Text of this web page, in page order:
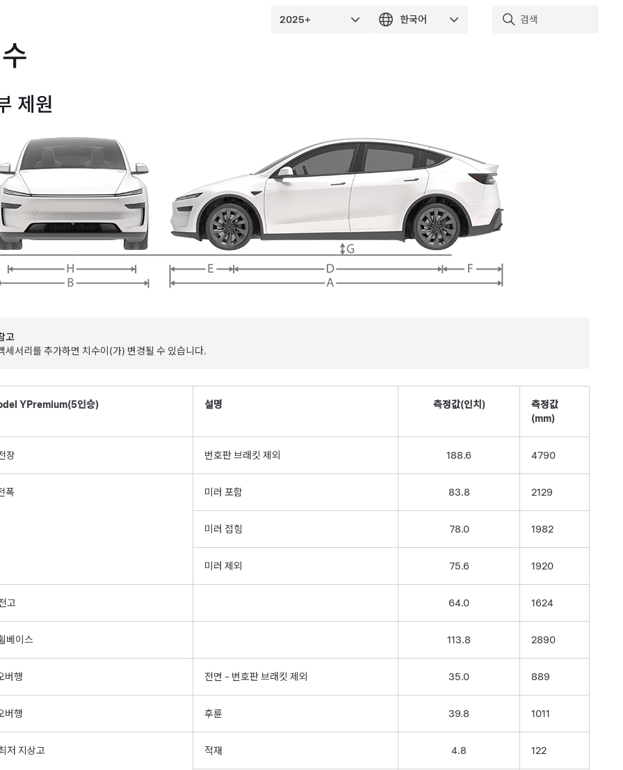
제원
고
세서리를 추가하면 치수이(가) 변경될 수 있습니다.
YPremium(5인승) 설명 측정값(인치)
측정값
(mm)
장 번호판 브래킷 제외 188.6 4790
폭 미러 포함 83.8 2129
미러 접힘 78.0 1982
미러 제외 75.6 1920
고 64.0 1624
베이스 113.8 2890
버행 전면 - 번호판 브래킷 제외 35.0 889
버행 후륜 39.8 1011
저 지상고 적재 4.8 122